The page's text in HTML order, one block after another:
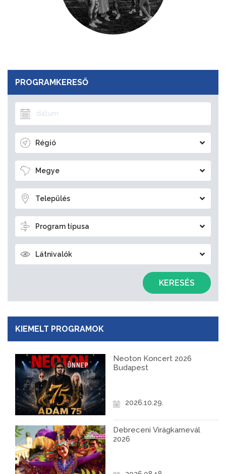
PROGRAMKERESŐ
Régió
Megye
Település
Program típusa
Látnivalók
KERESÉS
KIEMELT PROGRAMOK
Neoton Koncert 2026
Budapest
2026.10.29.
Debreceni Virágkarnevál
2026